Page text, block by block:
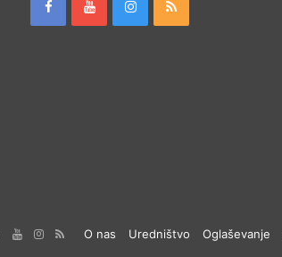
O nas Uredništvo Oglaševanje